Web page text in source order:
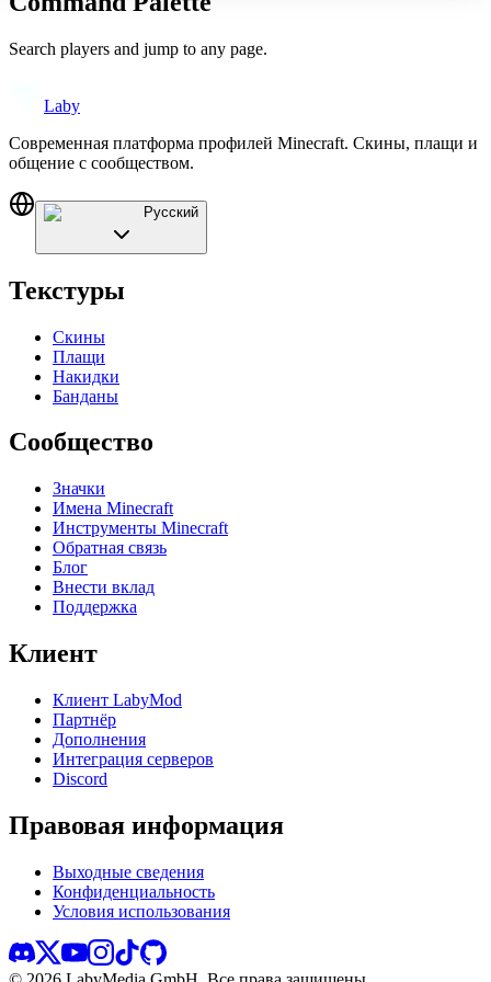
Search players and jump to any page.
Laby
Современная платформа профилей Minecraft. Скины, плащи и
общение с сообществом.
Русский
Текстуры
Скины
Плащи
Накидки
Банданы
Сообщество
Значки
Имена Minecraft
Инструменты Minecraft
Обратная связь
Блог
Внести вклад
Поддержка
Клиент
Клиент LabyMod
Партнёр
Дополнения
Интеграция серверов
Discord
Правовая информация
Выходные сведения
Конфиденциальность
Условия использования